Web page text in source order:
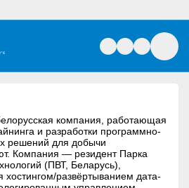
компания, работающая
и разработки программно-
решений для добычи
Компания — резидент Парка
(ПВТ, Беларусь),
хостингом/развёртыванием дата-